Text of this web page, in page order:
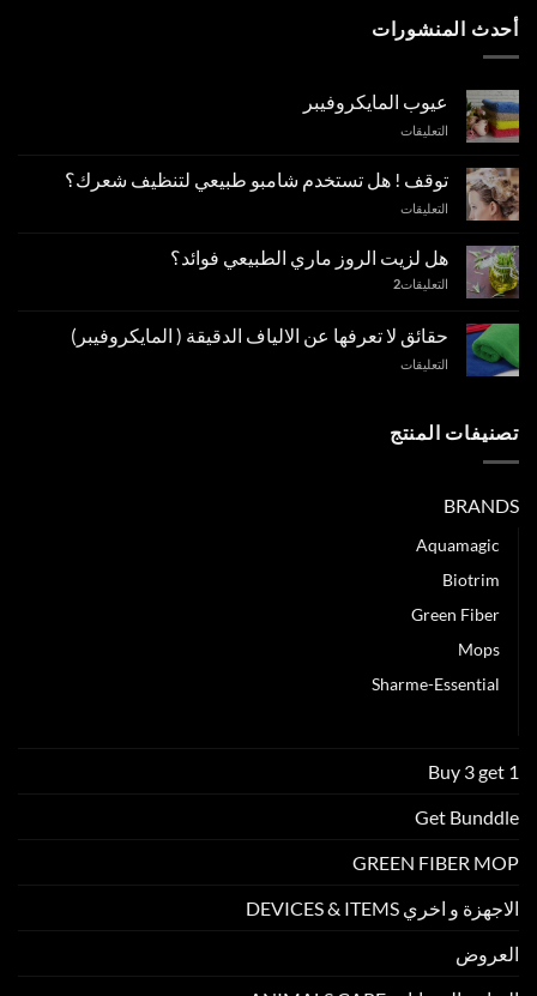
أحدث المنشورات
عيوب المايكروفيبر
التعليقاتعلى
المايكروفيبر
مغلقة
توقف ! هل تستخدم شامبو طبيعي لتنظيف شعرك؟
التعليقاتعلى
هل
تستخدم
طبيعي
لتنظيف
شعرك؟
هل لزيت الروز ماري الطبيعي فوائد؟
التعليقات2
حقائق لا تعرفها عن الالياف الدقيقة ( المايكروفيبر)
التعليقاتعلى
عن
تصنيفات المنتج
BRANDS
Aquamagic
Biotrim
Green Fiber
Mops
Sharme-Essential
Buy 3 get 1
Get Bunddle
GREEN FIBER MOP
الاجهزة و اخري DEVICES & ITEMS
العروض